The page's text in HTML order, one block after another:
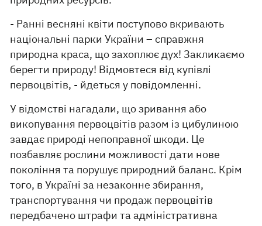
- Ранні весняні квіти поступово вкривають
національні парки України – справжня
природна краса, що захоплює дух! Закликаємо
берегти природу! Відмовтеся від купівлі
первоцвітів, - йдеться у повідомленні.
У відомстві нагадали, що зривання або
викопування первоцвітів разом із цибулиною
завдає природі непоправної шкоди. Це
позбавляє рослини можливості дати нове
покоління та порушує природний баланс. Крім
того, в Україні за незаконне збирання,
транспортування чи продаж первоцвітів
передбачено штрафи та адміністративна